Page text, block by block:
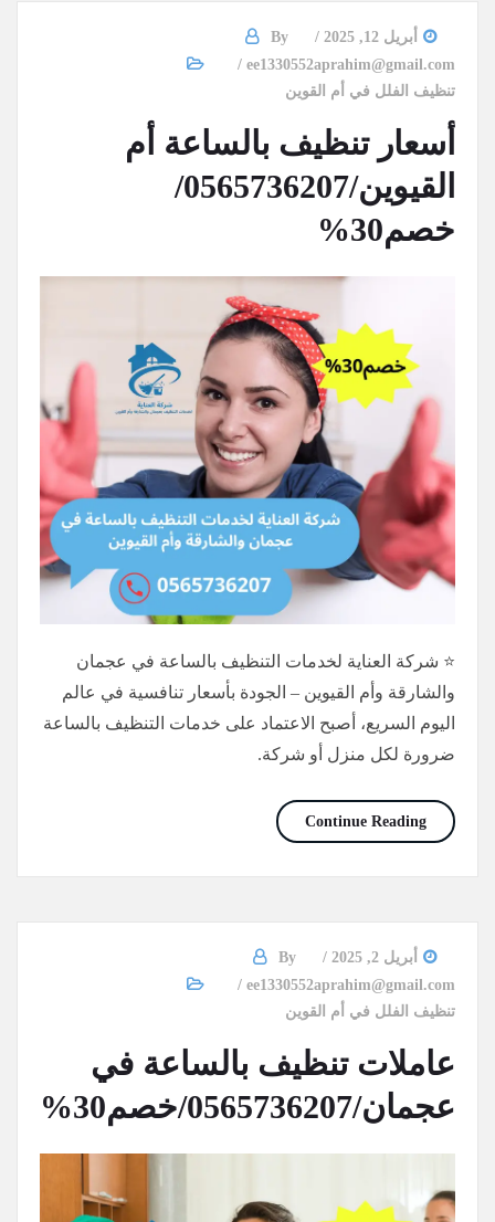
أبريل 12, 2025
By
ee1330552aprahim@gmail.com
تنظيف الفلل في أم القوين
أسعار تنظيف بالساعة أم
القيوين/0565736207/
خصم30%
⭐ شركة العناية لخدمات التنظيف بالساعة في عجمان
والشارقة وأم القيوين – الجودة بأسعار تنافسية في عالم
اليوم السريع، أصبح الاعتماد على خدمات التنظيف بالساعة
ضرورة لكل منزل أو شركة.
Continue Readingأسعار تنظيف بالساعة أم القيوين/0565736207/خصم30%
أبريل 2, 2025
By
ee1330552aprahim@gmail.com
تنظيف الفلل في أم القوين
عاملات تنظيف بالساعة في
عجمان/0565736207/خصم30%